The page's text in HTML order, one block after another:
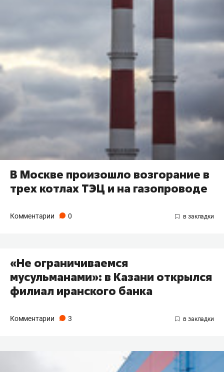
В Москве произошло возгорание в
трех котлах ТЭЦ и на газопроводе
Комментарии 0
«Не ограничиваемся
мусульманами»: в Казани открылся
филиал иранского банка
Комментарии 3